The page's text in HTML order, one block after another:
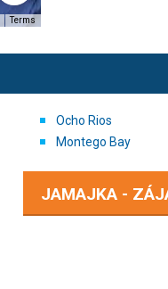
Terms
Ocho Rios
Montego Bay
JAMAJKA -